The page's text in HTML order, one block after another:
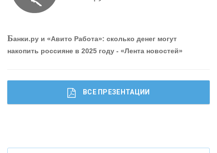
Что будет с наличными деньгами при цифровом
Банки.ру и «Авито Работа»: сколько денег могут
накопить россияне в 2025 году - «Лента новостей»
ВСЕ ПРЕЗЕНТАЦИИ